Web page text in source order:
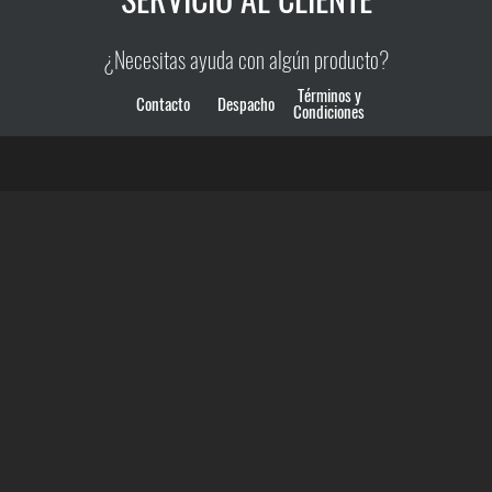
¿Necesitas ayuda con algún producto?
Contacto Despacho Términos y
Condiciones